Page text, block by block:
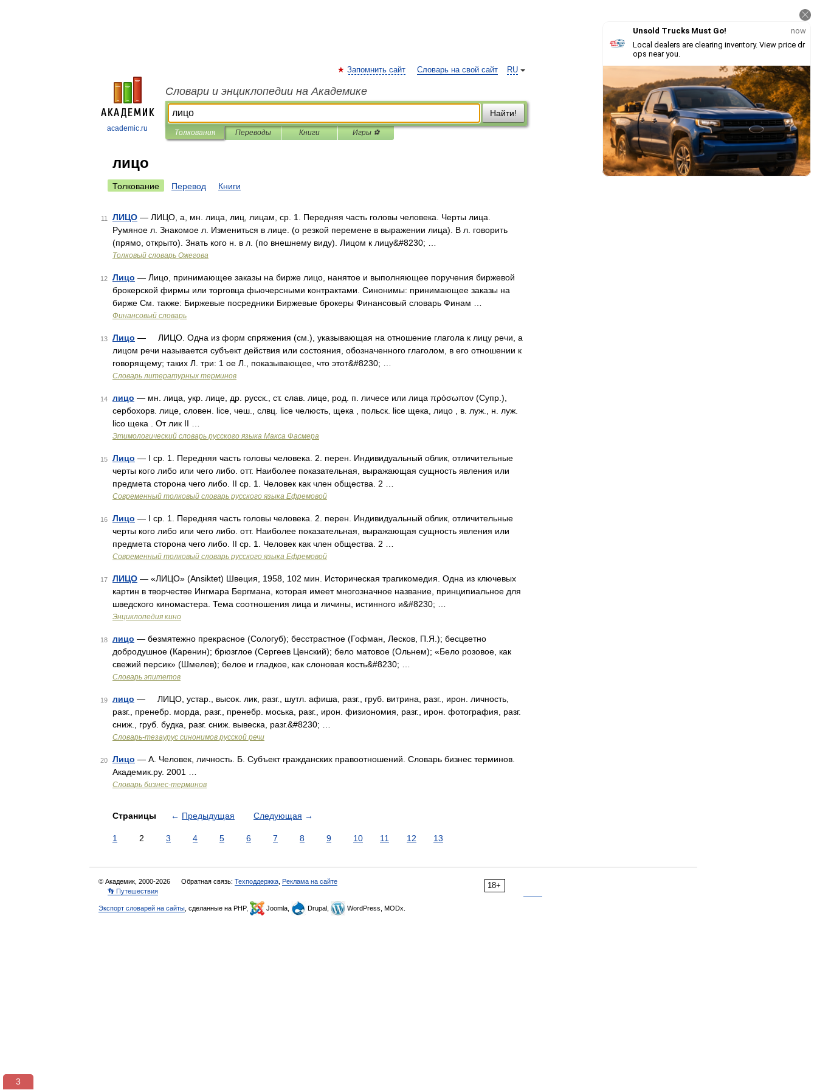
academic.ru
RU
Запомнить сайт Словарь на свой сайт
Словари и энциклопедии на Академике
Найти!
Толкования Переводы Книги Игры ⚽
лицо
Толкование Перевод Книги
11 ЛИЦО — ЛИЦО, а, мн. лица, лиц, лицам, ср. 1. Передняя часть головы человека. Черты лица.
Румяное л. Знакомое л. Измениться в лице. (о резкой перемене в выражении лица). В л. говорить
(прямо, открыто). Знать кого н. в л. (по внешнему виду). Лицом к лицу&#8230; …
Толковый словарь Ожегова
12 Лицо — Лицо, принимающее заказы на бирже лицо, нанятое и выполняющее поручения биржевой
брокерской фирмы или торговца фьючерсными контрактами. Синонимы: принимающее заказы на
бирже См. также: Биржевые посредники Биржевые брокеры Финансовый словарь Финам …
Финансовый словарь
13 Лицо — ЛИЦО. Одна из форм спряжения (см.), указывающая на отношение глагола к лицу речи, а
лицом речи называется субъект действия или состояния, обозначенного глаголом, в его отношении к
говорящему; таких Л. три: 1 ое Л., показывающее, что этот&#8230; …
Словарь литературных терминов
14 лицо — мн. лица, укр. лице, др. русск., ст. слав. лице, род. п. личесе или лица πρόσωπον (Супр.),
сербохорв. лице, словен. liсе, чеш., слвц. lice челюсть, щека , польск. lice щека, лицо , в. луж., н. луж.
lico щека . От лик II …
Этимологический словарь русского языка Макса Фасмера
15 Лицо — I ср. 1. Передняя часть головы человека. 2. перен. Индивидуальный облик, отличительные
черты кого либо или чего либо. отт. Наиболее показательная, выражающая сущность явления или
предмета сторона чего либо. II ср. 1. Человек как член общества. 2 …
Современный толковый словарь русского языка Ефремовой
16 Лицо — I ср. 1. Передняя часть головы человека. 2. перен. Индивидуальный облик, отличительные
черты кого либо или чего либо. отт. Наиболее показательная, выражающая сущность явления или
предмета сторона чего либо. II ср. 1. Человек как член общества. 2 …
Современный толковый словарь русского языка Ефремовой
17 ЛИЦО — «ЛИЦО» (Ansiktet) Швеция, 1958, 102 мин. Историческая трагикомедия. Одна из ключевых
картин в творчестве Ингмара Бергмана, которая имеет многозначное название, принципиальное для
шведского киномастера. Тема соотношения лица и личины, истинного и&#8230; …
Энциклопедия кино
18 лицо — безмятежно прекрасное (Сологуб); бесстрастное (Гофман, Лесков, П.Я.); бесцветно
добродушное (Каренин); брюзглое (Сергеев Ценский); бело матовое (Ольнем); «Бело розовое, как
свежий персик» (Шмелев); белое и гладкое, как слоновая кость&#8230; …
Словарь эпитетов
19 лицо — ЛИЦО, устар., высок. лик, разг., шутл. афиша, разг., груб. витрина, разг., ирон. личность,
разг., пренебр. морда, разг., пренебр. моська, разг., ирон. физиономия, разг., ирон. фотография, разг.
сниж., груб. будка, разг. сниж. вывеска, разг.&#8230; …
Словарь-тезаурус синонимов русской речи
20 Лицо — А. Человек, личность. Б. Субъект гражданских правоотношений. Словарь бизнес терминов.
Академик.ру. 2001 …
Словарь бизнес-терминов
Страницы ← Предыдущая Следующая →
1 2 3 4 5 6 7 8 9 10 11 12 13
18+
© Академик, 2000-2026 Обратная связь: Техподдержка Реклама на сайте
👣 Путешествия
Экспорт словарей на сайты , сделанные на PHP, Joomla, Drupal, WordPress, MODx.
2